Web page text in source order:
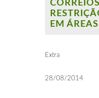
EM
Extra
28/08/2014